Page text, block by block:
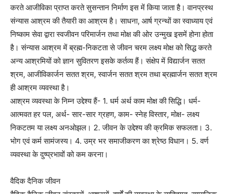
करते आजीविका प्राप्त करते सुसन्तान निर्माण इस में किया जाता है। वानप्रस्थ
संन्यास आश्रम की तैयारी का आश्रम है। साधना, आर्ष ग्रन्थों का स्वाध्याय एवं
निष्काम सेवा द्वारा स्वजीवन परिमार्जन तथा मोक्ष की ओर उन्मुख इसमें होना होता
है। संन्यास आश्रम में ब्रह्म-निकटता से जीवन चरम लक्ष्य मोक्ष को सिद्ध करते
अन्य आश्रमियों को ज्ञान सुवितरण इसके कर्तव्य हैं। संक्षेप में विद्यार्जन सतत
श्रम, आजीविकार्जन सतत श्रम, स्वार्जन सतत श्रम तथा ब्रह्मार्जन सतत श्रम
ही आश्रम व्यवस्था है।
आश्रम व्यवस्था के निम्न उद्देश्य हैं- 1. धर्म अर्थ काम मोक्ष की सिद्धि। धर्म-
आत्मवत हर पल, अर्थ- सार-सार ग्रहण, काम- स्नेह विस्तार, मोक्ष- लक्ष्य
निकटतम या लक्ष्य अनओझल। 2. जीवन के उद्देश्य की क्रमिक सफलता। 3.
भोग एवं कर्म सामंजस्य। 4. उम्र भर समाजीकरण का श्रेष्ठ विधान। 5. वर्ण
व्यवस्था के दुष्प्रभावों को कम करना।
वैदिक दैनिक जीवन